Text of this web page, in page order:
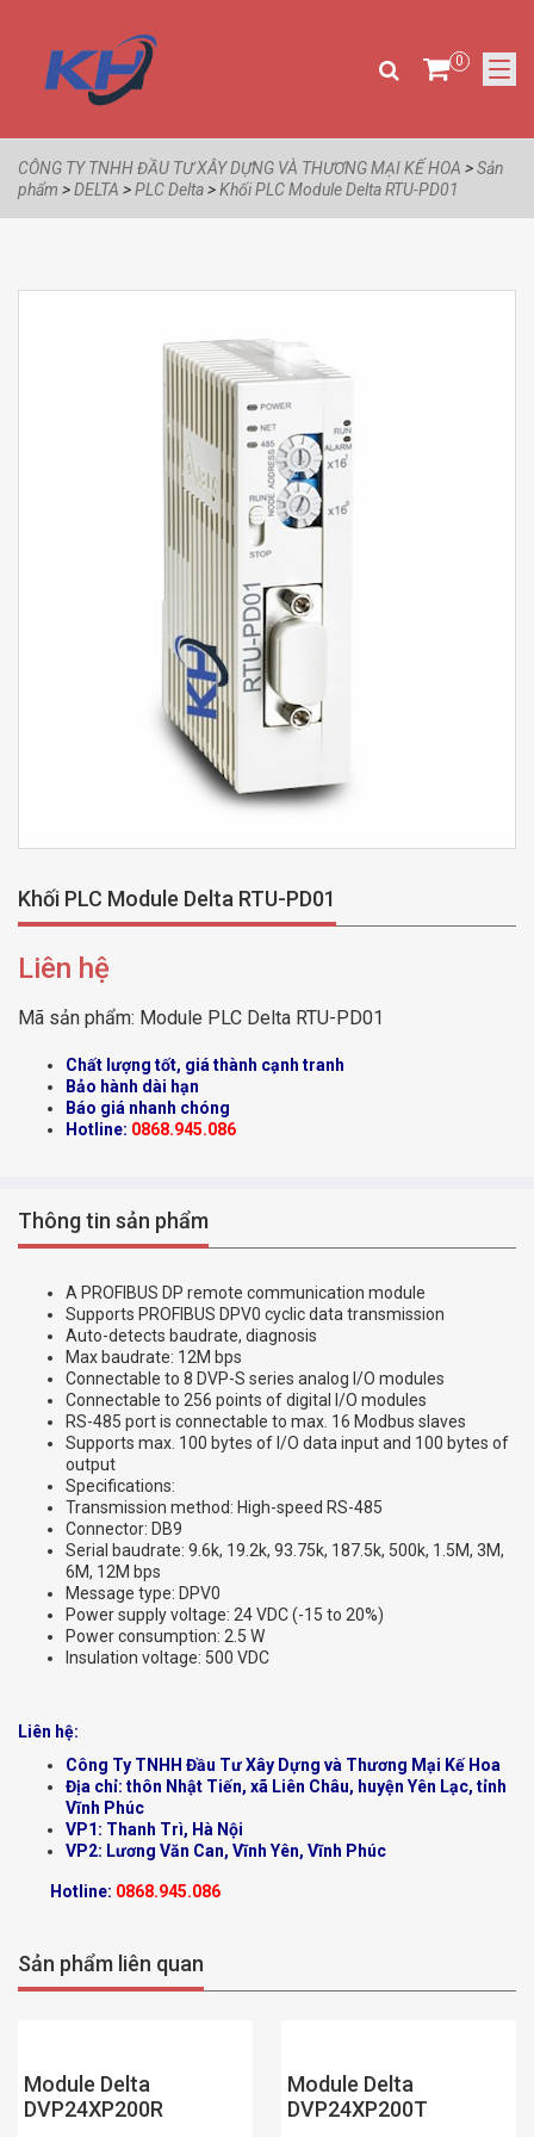
0
CÔNG TY TNHH ĐẦU TƯ XÂY DỰNG VÀ THƯƠNG MẠI KẾ HOA >Sản
phẩm >DELTA >PLC Delta>Khối PLC Module Delta RTU-PD01
Khối PLC Module Delta RTU-PD01
Liên hệ
Mã sản phẩm: Module PLC Delta RTU-PD01
Chất lượng tốt, giá thành cạnh tranh
Bảo hành dài hạn
Báo giá nhanh chóng
Hotline: 0868.945.086
Thông tin sản phẩm
A PROFIBUS DP remote communication module
Supports PROFIBUS DPV0 cyclic data transmission
Auto-detects baudrate, diagnosis
Max baudrate: 12M bps
Connectable to 8 DVP-S series analog I/O modules
Connectable to 256 points of digital I/O modules
RS-485 port is connectable to max. 16 Modbus slaves
Supports max. 100 bytes of I/O data input and 100 bytes of
output
Specifications:
Transmission method: High-speed RS-485
Connector: DB9
Serial baudrate: 9.6k, 19.2k, 93.75k, 187.5k, 500k, 1.5M, 3M,
6M, 12M bps
Message type: DPV0
Power supply voltage: 24 VDC (-15 to 20%)
Power consumption: 2.5 W
Insulation voltage: 500 VDC
Liên hệ:
Công Ty TNHH Đầu Tư Xây Dựng và Thương Mại Kế Hoa
Địa chỉ: thôn Nhật Tiến, xã Liên Châu, huyện Yên Lạc, tỉnh
Vĩnh Phúc
VP1: Thanh Trì, Hà Nội
VP2: Lương Văn Can, Vĩnh Yên, Vĩnh Phúc
Hotline: 0868.945.086
Sản phẩm liên quan
Module Delta
DVP24XP200R
Module Delta
DVP24XP200T